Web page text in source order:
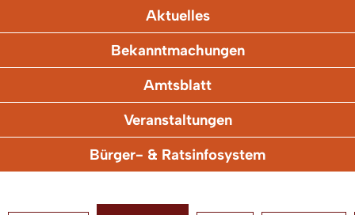
Aktuelles
Bekanntmachungen
Amtsblatt
Veranstaltungen
Bürger- & Ratsinfosystem